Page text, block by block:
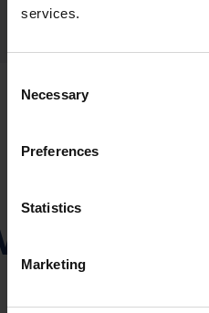
services.
Selection
Necessary
Preferences
Statistics
Marketing
Lokalen Standort finden
für Ihre